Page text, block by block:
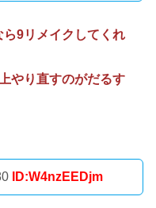
9リメイクしてくれ
やり直すのがだるす
ID:W4nzEEDjm